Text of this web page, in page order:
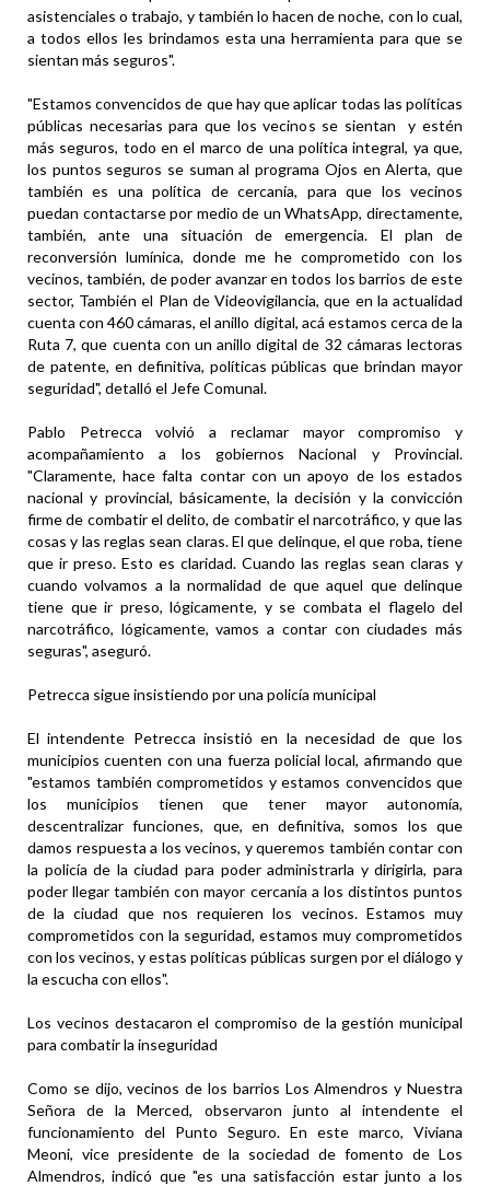
asistenciales o trabajo, y también lo hacen de noche, con lo cual,
a todos ellos les brindamos esta una herramienta para que se
sientan más seguros".
"Estamos convencidos de que hay que aplicar todas las políticas
públicas necesarias para que los vecinos se sientan y estén
más seguros, todo en el marco de una política integral, ya que,
los puntos seguros se suman al programa Ojos en Alerta, que
también es una política de cercanía, para que los vecinos
puedan contactarse por medio de un WhatsApp, directamente,
también, ante una situación de emergencia. El plan de
reconversión lumínica, donde me he comprometido con los
vecinos, también, de poder avanzar en todos los barrios de este
sector, También el Plan de Videovigilancia, que en la actualidad
cuenta con 460 cámaras, el anillo digital, acá estamos cerca de la
Ruta 7, que cuenta con un anillo digital de 32 cámaras lectoras
de patente, en definitiva, políticas públicas que brindan mayor
seguridad", detalló el Jefe Comunal.
Pablo Petrecca volvió a reclamar mayor compromiso y
acompañamiento a los gobiernos Nacional y Provincial.
"Claramente, hace falta contar con un apoyo de los estados
nacional y provincial, básicamente, la decisión y la convicción
firme de combatir el delito, de combatir el narcotráfico, y que las
cosas y las reglas sean claras. El que delinque, el que roba, tiene
que ir preso. Esto es claridad. Cuando las reglas sean claras y
cuando volvamos a la normalidad de que aquel que delinque
tiene que ir preso, lógicamente, y se combata el flagelo del
narcotráfico, lógicamente, vamos a contar con ciudades más
seguras", aseguró.
Petrecca sigue insistiendo por una policía municipal
El intendente Petrecca insistió en la necesidad de que los
municipios cuenten con una fuerza policial local, afirmando que
"estamos también comprometidos y estamos convencidos que
los municipios tienen que tener mayor autonomía,
descentralizar funciones, que, en definitiva, somos los que
damos respuesta a los vecinos, y queremos también contar con
la policía de la ciudad para poder administrarla y dirigirla, para
poder llegar también con mayor cercanía a los distintos puntos
de la ciudad que nos requieren los vecinos. Estamos muy
comprometidos con la seguridad, estamos muy comprometidos
con los vecinos, y estas políticas públicas surgen por el diálogo y
la escucha con ellos".
Los vecinos destacaron el compromiso de la gestión municipal
para combatir la inseguridad
Como se dijo, vecinos de los barrios Los Almendros y Nuestra
Señora de la Merced, observaron junto al intendente el
funcionamiento del Punto Seguro. En este marco, Viviana
Meoni, vice presidente de la sociedad de fomento de Los
Almendros, indicó que "es una satisfacción estar junto a los